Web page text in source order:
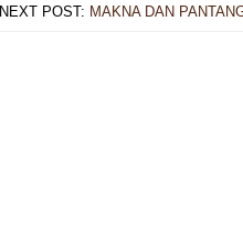
NEXT POST: MAKNA DAN